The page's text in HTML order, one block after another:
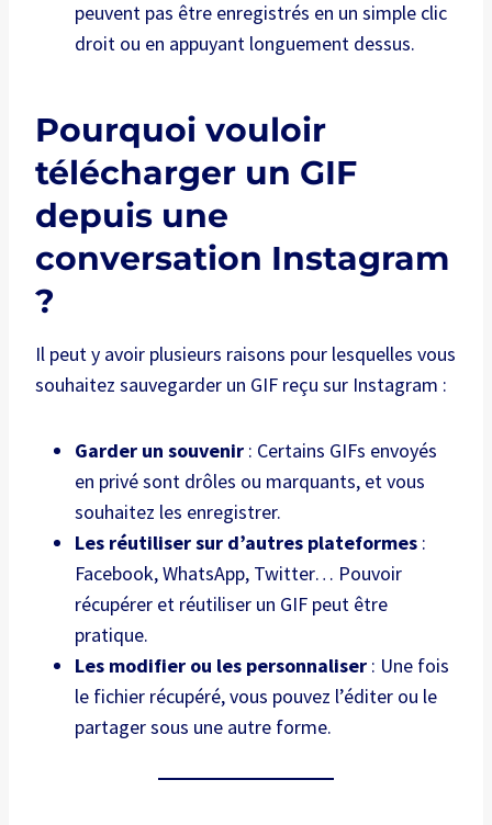
peuvent pas être enregistrés en un simple clic
droit ou en appuyant longuement dessus.
Pourquoi vouloir
télécharger un GIF
depuis une
conversation Instagram
?
Il peut y avoir plusieurs raisons pour lesquelles vous
souhaitez sauvegarder un GIF reçu sur Instagram :
Garder un souvenir : Certains GIFs envoyés
en privé sont drôles ou marquants, et vous
souhaitez les enregistrer.
Les réutiliser sur d’autres plateformes :
Facebook, WhatsApp, Twitter… Pouvoir
récupérer et réutiliser un GIF peut être
pratique.
Les modifier ou les personnaliser : Une fois
le fichier récupéré, vous pouvez l’éditer ou le
partager sous une autre forme.